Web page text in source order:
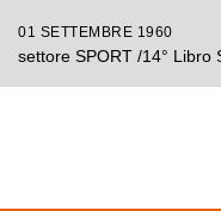
01 SETTEMBRE 1960
settore SPORT /14° Libro